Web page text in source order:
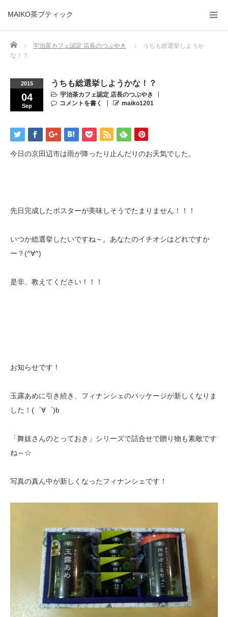
MAIKO茶ブティック
Home 宇治茶カフェ認定 店長のつぶやき
うちも総選挙しようか
な！？
2015
04
Sep
うちも総選挙しようかな！？
宇治茶カフェ認定 店長のつぶやき
コメントを書く
maiko1201
今日の京田辺市は雨が降ったり止んだりのお天気でした。
先日完成したポスターが美味しそうでたまりません！！！
いつか総選挙したいですね～。あなたのイチオシはどれですか
ー？(^∀^)
是非、教えてください！！！
お知らせです！
玉露あめに引き続き、フィナンシェのパッケージが新しくなりま
した！(゜∀゜)b
「舞妓さんのとっておき」シリーズで詰合せで贈り物も素敵です
ね～☆
写真の真ん中が新しくなったフィナンシェです！